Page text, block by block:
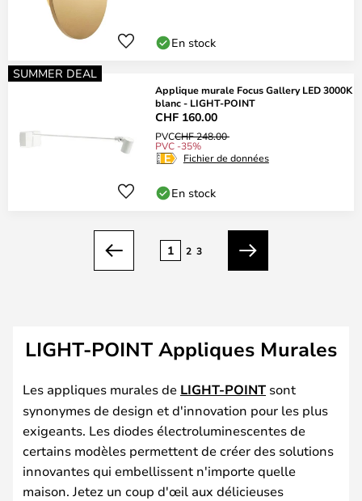
En stock
SUMMER DEAL
Applique murale Focus Gallery LED 3000K
blanc - LIGHT-POINT
CHF 160.00
PVCCHF 248.00
PVC -35%
Fichier de données
En stock
Précédent
1 2 3
Suivant
LIGHT-POINT Appliques Murales
Les appliques murales de LIGHT-POINT sont
synonymes de design et d'innovation pour les plus
exigeants. Les diodes électroluminescentes de
certains modèles permettent de créer des solutions
innovantes qui embellissent n'importe quelle
maison. Jetez un coup d'œil aux délicieuses